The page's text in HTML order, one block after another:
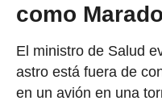
como
El ministro de Salud
astro está fuera de
en un avión en una